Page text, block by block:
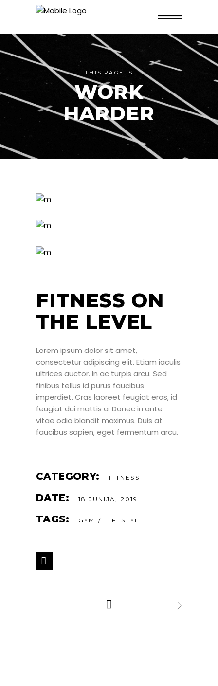
THIS PAGE IS
WORK
HARDER
FITNESS ON
THE LEVEL
Lorem ipsum dolor sit amet,
consectetur adipiscing elit. Etiam iaculis
ultrices auctor. In ac turpis arcu. Sed
finibus tellus id purus faucibus
imperdiet. Cras laoreet feugiat eros, id
feugiat dui mattis a. Donec in ante
vitae odio blandit maximus. Duis at
faucibus sapien, eget fermentum arcu.
CATEGORY: FITNESS
DATE: 18 JUNIJA, 2019
TAGS: GYM LIFESTYLE